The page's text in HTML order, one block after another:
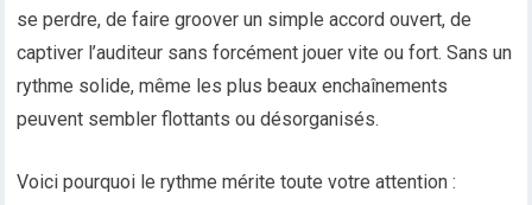
se perdre, de faire groover un simple accord ouvert, de
captiver l’auditeur sans forcément jouer vite ou fort. Sans un
rythme solide, même les plus beaux enchaînements
peuvent sembler flottants ou désorganisés.
Voici pourquoi le rythme mérite toute votre attention :